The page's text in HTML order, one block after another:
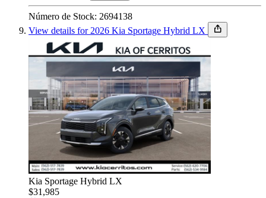
Número de Stock: 2694138
View details for 2026 Kia Sportage Hybrid LX
Kia Sportage Hybrid LX
$31,985